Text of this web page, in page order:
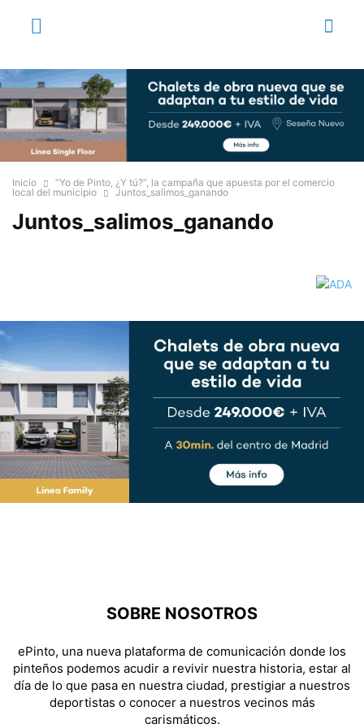
Inicio
“Yo de Pinto, ¿Y tú?”, la campaña que apuesta por el comercio
local del municipio
Juntos_salimos_ganando
Juntos_salimos_ganando
SOBRE NOSOTROS
ePinto, una nueva plataforma de comunicación donde los
pinteños podemos acudir a revivir nuestra historia, estar al
día de lo que pasa en nuestra ciudad, prestigiar a nuestros
deportistas o conocer a nuestros vecinos más
carismáticos.